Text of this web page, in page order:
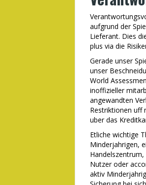
aufgrund der
Lieferant. Dies
plus via die
Gerade unser
unser
World
inoffizieller
angewandten
Restriktionen uff
uber das
Etliche wichtige
Minderjahrigen,
Nutzer oder
aktiv